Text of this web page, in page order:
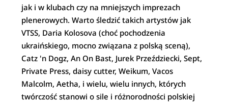
jak i w klubach czy na mniejszych imprezach
plenerowych. Warto śledzić takich artystów jak
VTSS, Daria Kolosova (choć pochodzenia
ukraińskiego, mocno związana z polską sceną),
Catz 'n Dogz, An On Bast, Jurek Przeździecki, Sept,
Private Press, daisy cutter, Weikum, Vacos
Malcolm, Aetha, i wielu, wielu innych, których
twórczość stanowi o sile i różnorodności polskiej